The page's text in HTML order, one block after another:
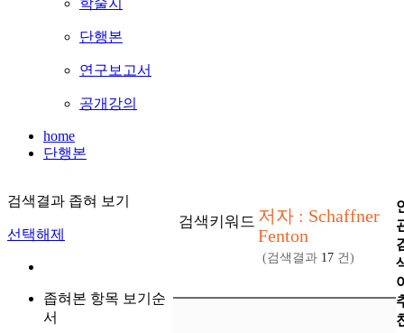
학술지
단행본
연구보고서
공개강의
home
단행본
검색결과 좁혀 보기
선택해제
좁혀본 항목 보기순
서
검색키워드 저자 : Schaffner
Fenton
(검색결과 17 건)